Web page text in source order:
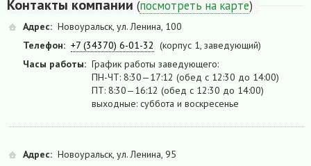
Контакты компании (посмотреть на карте)
Адрес: Новоуральск, ул. Ленина, 100
Телефон: +7 (34370) 6-01-32 (корпус 1, заведующий)
Часы работы: График работы заведующего:
ПН-ЧТ: 8:30—17:12 (обед с 12:30 до 14:00)
ПТ: 8:30—16:12 (обед с 12:30 до 14:00)
выходные: суббота и воскресенье
Адрес: Новоуральск, ул. Ленина, 95